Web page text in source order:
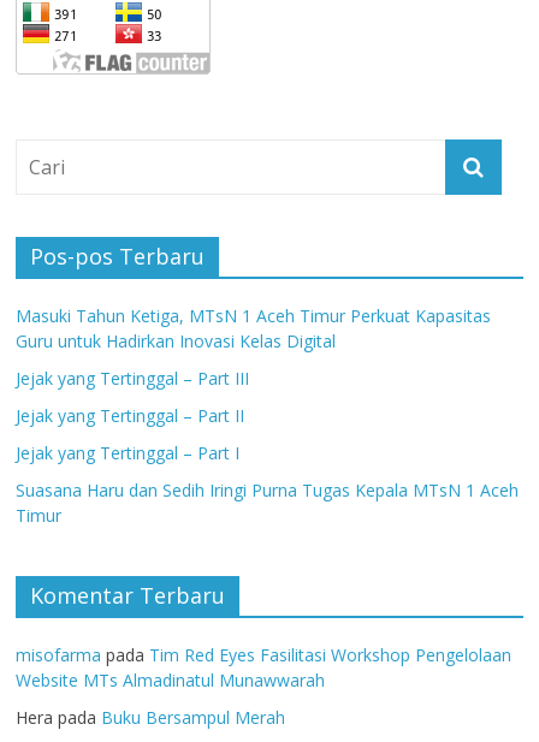
Pos-pos Terbaru
Masuki Tahun Ketiga, MTsN 1 Aceh Timur Perkuat Kapasitas
Guru untuk Hadirkan Inovasi Kelas Digital
Jejak yang Tertinggal – Part III
Jejak yang Tertinggal – Part II
Jejak yang Tertinggal – Part I
Suasana Haru dan Sedih Iringi Purna Tugas Kepala MTsN 1 Aceh
Timur
Komentar Terbaru
misofarma pada Tim Red Eyes Fasilitasi Workshop Pengelolaan
Website MTs Almadinatul Munawwarah
Hera pada Buku Bersampul Merah